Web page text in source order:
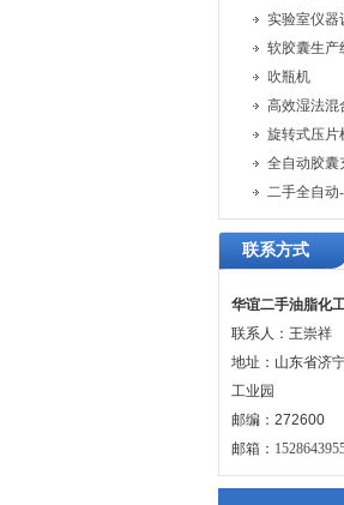
实验室仪器
软胶囊生产
吹瓶机
高效湿法混
旋转式压片
全自动胶囊
二手全自动
联系方式
华谊二手油脂化
联系人：王崇祥
地址：山东省济
工业园
邮编：272600
邮箱：